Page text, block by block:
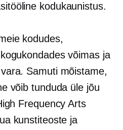
kodukaunistus.
kodudes,
võimas ja
Samuti mõistame,
võib tunduda üle jõu
Frequency Arts
kunstiteoste ja